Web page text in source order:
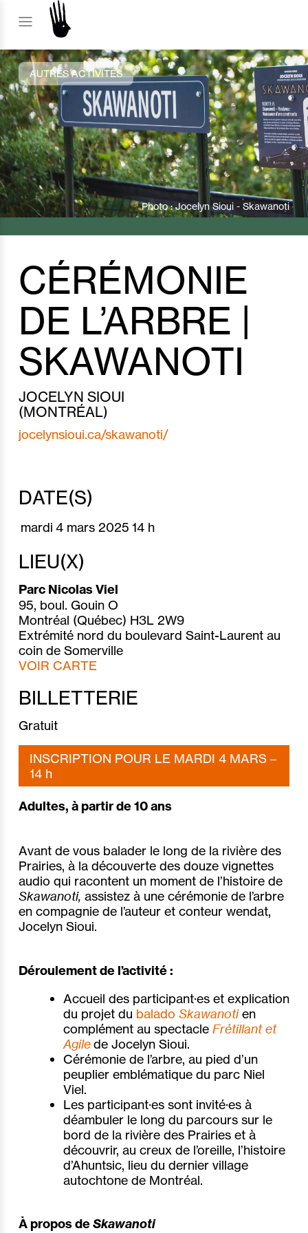
AUTRES ACTIVITÉS
Photo : Jocelyn Sioui - Skawanoti
CÉRÉMONIE
DE L’ARBRE |
SKAWANOTI
JOCELYN SIOUI
(MONTRÉAL)
jocelynsioui.ca/skawanoti/
DATE(S)
mardi 4 mars 2025 14 h
LIEU(X)
Parc Nicolas Viel
95, boul. Gouin O
Montréal (Québec) H3L 2W9
Extrémité nord du boulevard Saint-Laurent au
coin de Somerville
VOIR CARTE
BILLETTERIE
Gratuit
INSCRIPTION POUR LE MARDI 4 MARS –
14 h
Adultes, à partir de 10 ans
Avant de vous balader le long de la rivière des
Prairies, à la découverte des douze vignettes
audio qui racontent un moment de l’histoire de
Skawanoti, assistez à une cérémonie de l’arbre
en compagnie de l’auteur et conteur wendat,
Jocelyn Sioui.
Déroulement de l’activité :
Accueil des participant·es et explication
du projet du balado Skawanoti en
complément au spectacle Frétillant et
Agilede Jocelyn Sioui.
Cérémonie de l’arbre, au pied d’un
peuplier emblématique du parc Niel
Viel.
Les participant·es sont invité·es à
déambuler le long du parcours sur le
bord de la rivière des Prairies et à
découvrir, au creux de l’oreille, l’histoire
d’Ahuntsic, lieu du dernier village
autochtone de Montréal.
À propos deSkawanoti